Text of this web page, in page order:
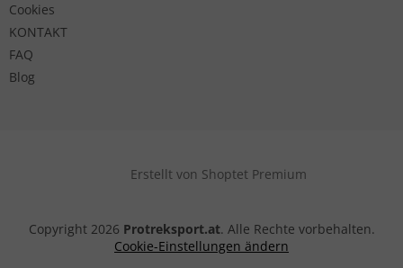
Cookies
KONTAKT
FAQ
Blog
Erstellt von Shoptet Premium
Copyright 2026 Protreksport.at. Alle Rechte vorbehalten.
Cookie-Einstellungen ändern